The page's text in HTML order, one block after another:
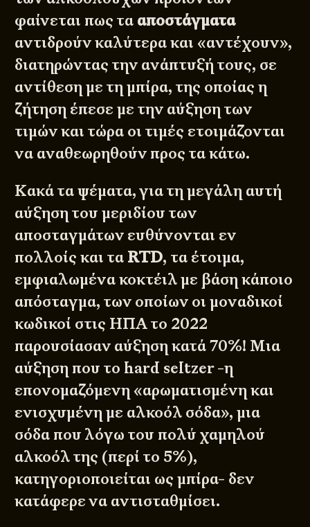
φαίνεται πως τα αποστάγματα
αντιδρούν καλύτερα και «αντέχουν»,
διατηρώντας την ανάπτυξή τους, σε
αντίθεση με τη μπίρα, της οποίας η
ζήτηση έπεσε με την αύξηση των
τιμών και τώρα οι τιμές ετοιμάζονται
να αναθεωρηθούν προς τα κάτω.
Κακά τα ψέματα, για τη μεγάλη αυτή
αύξηση του μεριδίου των
αποσταγμάτων ευθύνονται εν
πολλοίς και τα RTD, τα έτοιμα,
εμφιαλωμένα κοκτέιλ με βάση κάποιο
απόσταγμα, των οποίων οι μοναδικοί
κωδικοί στις ΗΠΑ το 2022
παρουσίασαν αύξηση κατά 70%! Μια
αύξηση που το hard seltzer -η
επονομαζόμενη «αρωματισμένη και
ενισχυμένη με αλκοόλ σόδα», μια
σόδα που λόγω του πολύ χαμηλού
αλκοόλ της (περί το 5%),
κατηγοριοποιείται ως μπίρα- δεν
κατάφερε να αντισταθμίσει.